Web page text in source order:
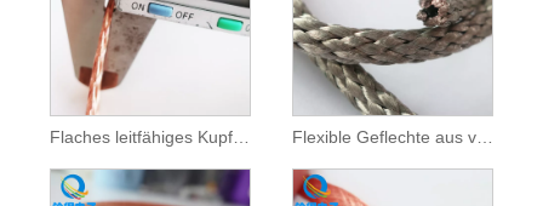
Flaches leitfähiges Kupferband